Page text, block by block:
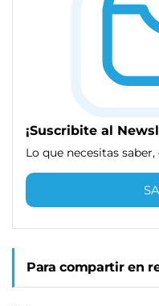
¡Suscribite al
Lo que necesitas
Para compartir en